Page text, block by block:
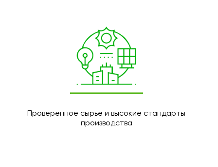
Проверенное сырье и высокие стандарты
производства